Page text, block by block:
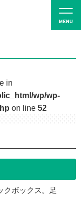
in
wp/wp-
on line 52
クボックス。足